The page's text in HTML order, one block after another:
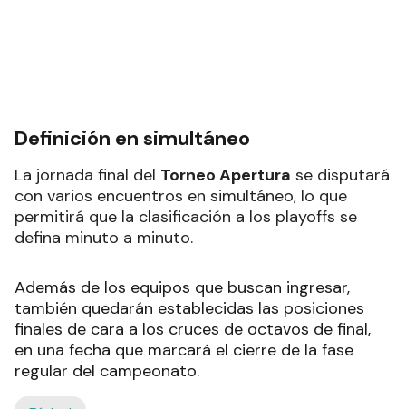
Definición en simultáneo
La jornada final del Torneo Apertura se disputará
con varios encuentros en simultáneo, lo que
permitirá que la clasificación a los playoffs se
defina minuto a minuto.
Además de los equipos que buscan ingresar,
también quedarán establecidas las posiciones
finales de cara a los cruces de octavos de final,
en una fecha que marcará el cierre de la fase
regular del campeonato.